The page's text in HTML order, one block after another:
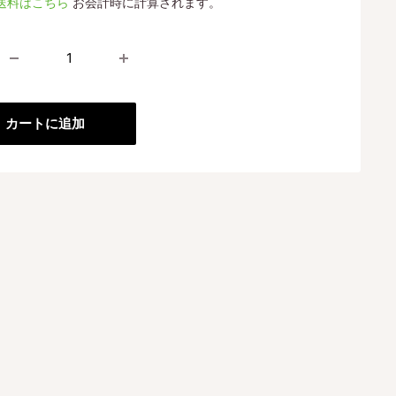
カートに追加